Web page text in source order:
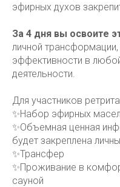
эфирных духов
За 4 дня вы освоите
личной
эффективности в
деятельности.
Для участников
✨Набор эфирных масел
✨Объемная ценная
будет закреплена
✨Трансфер
✨Проживание в
сауной